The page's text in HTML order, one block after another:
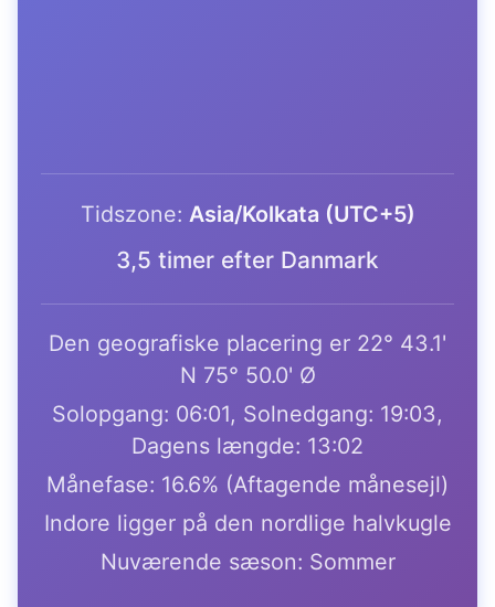
Tidszone: Asia/Kolkata (UTC+5)
3,5 timer efter Danmark
Den geografiske placering er 22° 43.1'
N 75° 50.0' Ø
Solopgang: 06:01, Solnedgang: 19:03,
Dagens længde: 13:02
Månefase: 16.6% (Aftagende månesejl)
Indore ligger på den nordlige halvkugle
Nuværende sæson: Sommer